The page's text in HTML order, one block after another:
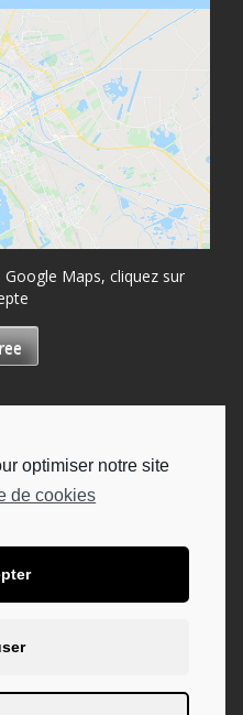
optimiser notre site
de cookies
Maps, cliquez sur
CHU Trousseau